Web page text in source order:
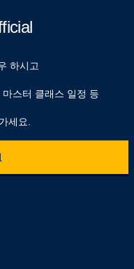
하시고
스터 클래스 일정 등
세요.